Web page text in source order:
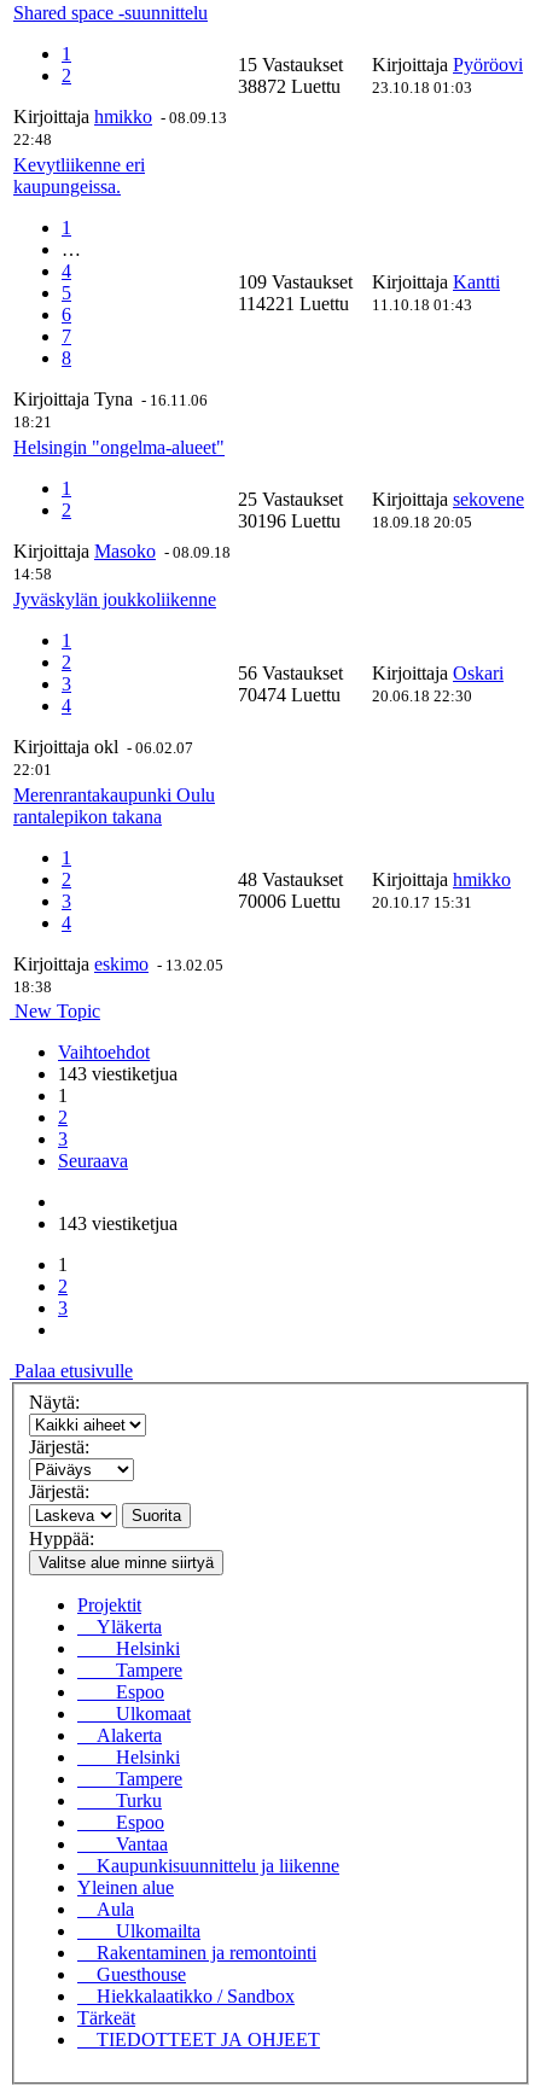
Shared space -suunnittelu
1
2
Kirjoittaja hmikko - 08.09.13
22:48
15 Vastaukset
38872 Luettu
Kirjoittaja Pyöröovi
23.10.18 01:03
Kevytliikenne eri
kaupungeissa.
1
…
4
5
6
7
8
Kirjoittaja Tyna - 16.11.06
18:21
109 Vastaukset
114221 Luettu
Kirjoittaja Kantti
11.10.18 01:43
Helsingin "ongelma-alueet"
1
2
Kirjoittaja Masoko - 08.09.18
14:58
25 Vastaukset
30196 Luettu
Kirjoittaja sekovene
18.09.18 20:05
Jyväskylän joukkoliikenne
1
2
3
4
Kirjoittaja okl - 06.02.07
22:01
56 Vastaukset
70474 Luettu
Kirjoittaja Oskari
20.06.18 22:30
Merenrantakaupunki Oulu
rantalepikon takana
1
2
3
4
Kirjoittaja eskimo - 13.02.05
18:38
48 Vastaukset
70006 Luettu
Kirjoittaja hmikko
20.10.17 15:31
New Topic
Vaihtoehdot
143 viestiketjua
1
2
3
Seuraava
143 viestiketjua
1
2
3
Palaa etusivulle
Näytä:
Järjestä:
Järjestä:
Suorita
Hyppää:
Valitse alue minne siirtyä
Projektit
Yläkerta
Helsinki
Tampere
Espoo
Ulkomaat
Alakerta
Helsinki
Tampere
Turku
Espoo
Vantaa
Kaupunkisuunnittelu ja liikenne
Yleinen alue
Aula
Ulkomailta
Rakentaminen ja remontointi
Guesthouse
Hiekkalaatikko / Sandbox
Tärkeät
TIEDOTTEET JA OHJEET